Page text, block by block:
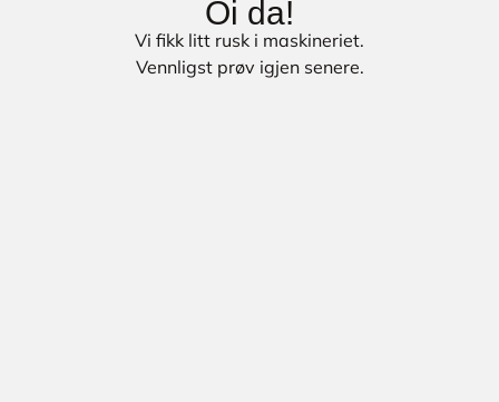
Oi da!
Vi fikk litt rusk i maskineriet.
Vennligst prøv igjen senere.